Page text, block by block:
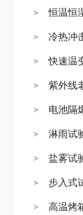
恒温恒
冷热冲
快速温
紫外线
电池隔
淋雨试
盐雾试
步入式
高温烤